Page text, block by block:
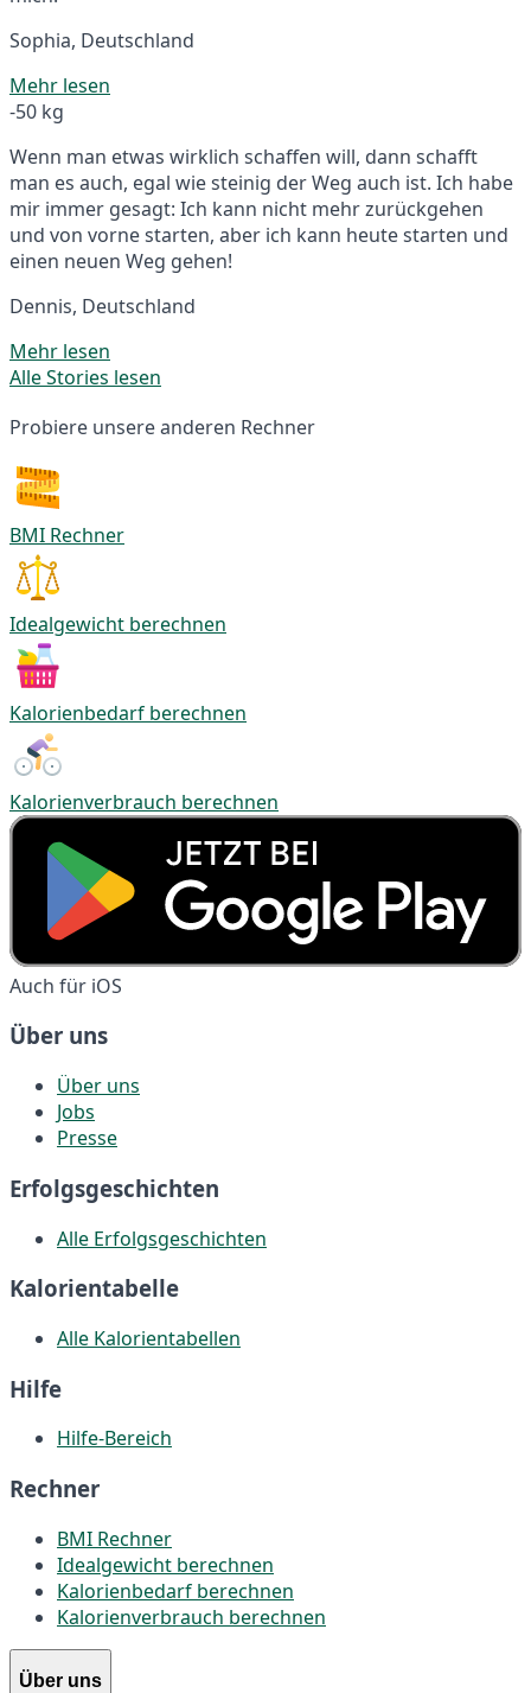
Sophia, Deutschland
Mehr lesen
-50 kg
Wenn man etwas wirklich schaffen will, dann schafft
man es auch, egal wie steinig der Weg auch ist. Ich habe
mir immer gesagt: Ich kann nicht mehr zurückgehen
und von vorne starten, aber ich kann heute starten und
einen neuen Weg gehen!
Dennis, Deutschland
Mehr lesen
Alle Stories lesen
Probiere unsere anderen Rechner
BMI Rechner
Idealgewicht berechnen
Kalorienbedarf berechnen
Kalorienverbrauch berechnen
Auch für iOS
Über uns
Über uns
Jobs
Presse
Erfolgsgeschichten
Alle Erfolgsgeschichten
Kalorientabelle
Alle Kalorientabellen
Hilfe
Hilfe-Bereich
Rechner
BMI Rechner
Idealgewicht berechnen
Kalorienbedarf berechnen
Kalorienverbrauch berechnen
Über uns